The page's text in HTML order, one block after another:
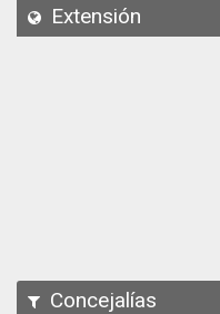
API
Extensión
Concejalías